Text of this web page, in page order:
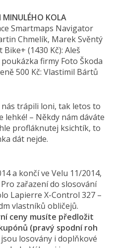
MINULÉHO KOLA
Smartmaps Navigator
Chmelík, Marek Svěntý
(1430 Kč): Aleš
firmy Foto Škoda
500 Kč: Vlastimil Bártů
trápili loni, tak letos to
lehké! – Někdy nám dáváte
profláknutej ksichtík, to
dát nejde.
a končí ve Velu 11/2014,
zařazení do slosování
Lapierre X-Control 327 –
vlastníků obličejů.
ceny musíte předložit
(pravý spodní roh
jsou losovány i doplňkové